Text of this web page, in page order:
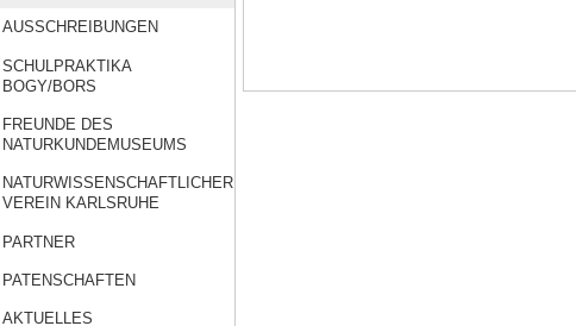
AUSSCHREIBUNGEN
SCHULPRAKTIKA
BOGY/BORS
FREUNDE DES
NATURKUNDEMUSEUMS
NATURWISSENSCHAFTLICHER
VEREIN KARLSRUHE
PARTNER
PATENSCHAFTEN
AKTUELLES